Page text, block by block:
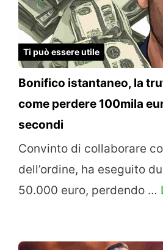
Ti può essere utile
Bonifico istantaneo, la
come perdere 100mila
secondi
Convinto di collaborare
dell’ordine, ha eseguito
50.000 euro, perdendo …